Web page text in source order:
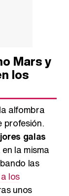
Mars y
los
alfombra
profesión.
galas
la misma
las
los
unos